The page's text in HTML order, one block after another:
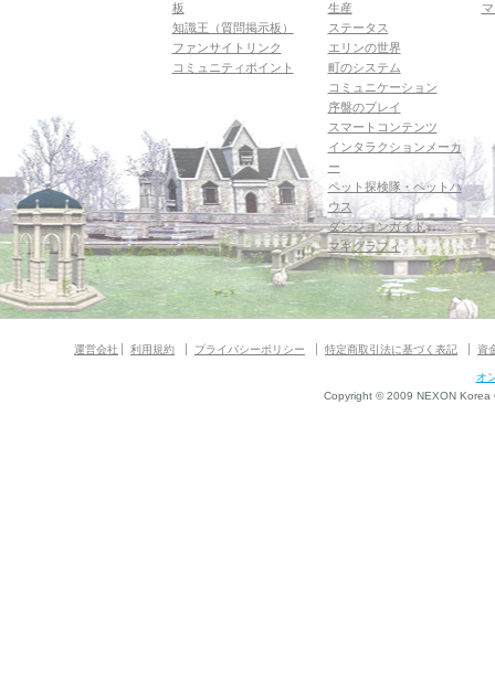
板
知識王（質問掲示板）
ファンサイトリンク
コミュニティポイント
生産
ステータス
エリンの世界
町のシステム
コミュニケーション
序盤のプレイ
スマートコンテンツ
インタラクションメーカ
ー
ペット探検隊・ペットハ
ウス
ダンジョンガイド
マギグラフィ
運営会社 利用規約 プライバシーポリシー 特定商取引法に基づく表記 資
オ
Copyright © 2009 NEXON Korea